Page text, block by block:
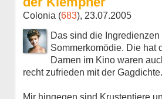
Colonia (683), 23.07.2005
Das sind die
Sommerkomödie. Die hat
Damen im Kino waren
recht zufrieden mit der Gagdichte.
Mir hingegen sind Krustentiere